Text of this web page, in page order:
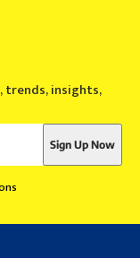
trends, insights,